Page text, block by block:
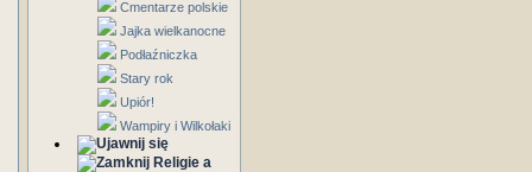
Cmentarze polskie
Jajka wielkanocne
Podłaźniczka
Stary rok
Upiór!
Wampiry i Wilkołaki
Religie a